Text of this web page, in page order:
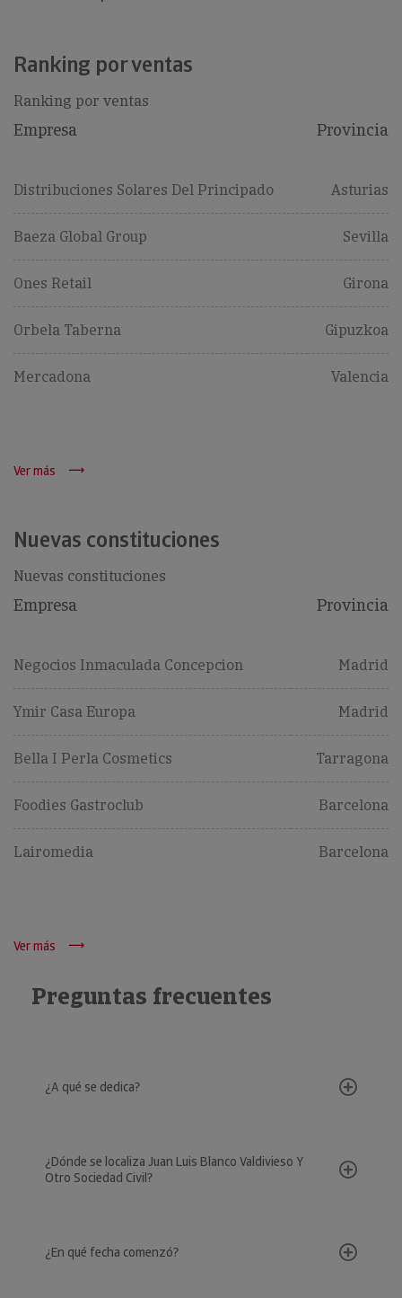
Ranking por ventas
Ranking por ventas
Empresa Provincia
Distribuciones Solares Del Principado Asturias
Baeza Global Group Sevilla
Ones Retail Girona
Orbela Taberna Gipuzkoa
Mercadona Valencia
Ver más
Nuevas constituciones
Nuevas constituciones
Empresa Provincia
Negocios Inmaculada Concepcion Madrid
Ymir Casa Europa Madrid
Bella I Perla Cosmetics Tarragona
Foodies Gastroclub Barcelona
Lairomedia Barcelona
Ver más
Preguntas frecuentes
¿A qué se dedica?
¿Dónde se localiza Juan Luis Blanco Valdivieso Y
Otro Sociedad Civil?
¿En qué fecha comenzó?